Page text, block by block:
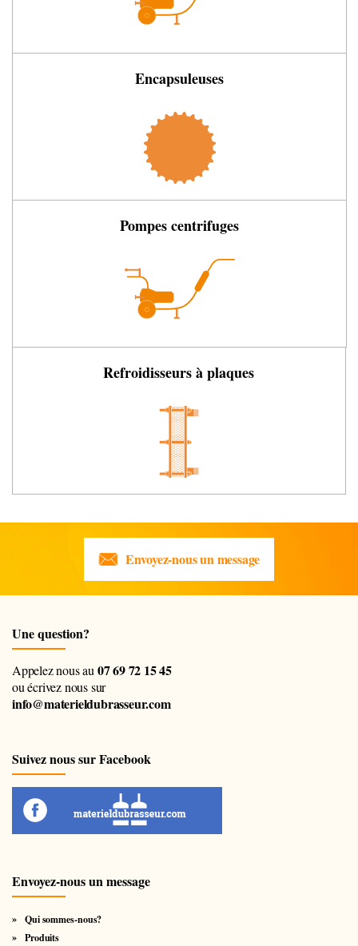
Encapsuleuses
Pompes centrifuges
Refroidisseurs à plaques
Envoyez-nous un message
Une question?
Appelez nous au 07 69 72 15 45
ou écrivez nous sur
info@materieldubrasseur.com
Suivez nous sur Facebook
Envoyez-nous un message
Qui sommes-nous?
Produits